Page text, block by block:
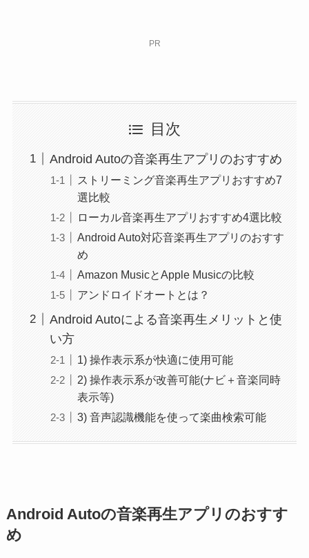
PR
目次
Android Autoの音楽再生アプリのおすすめ
ストリーミング音楽再生アプリおすすめ7
選比較
ローカル音楽再生アプリおすすめ4選比較
Android Auto対応音楽再生アプリのおすす
め
Amazon MusicとApple Musicの比較
アンドロイドオートとは？
Android Autoによる音楽再生メリットと使
い方
1) 操作表示系が快適に使用可能
2) 操作表示系が改善可能(ナビ＋音楽同時
表示等)
3) 音声認識機能を使って楽曲検索可能
Android Autoの音楽再生アプリのおすす
め